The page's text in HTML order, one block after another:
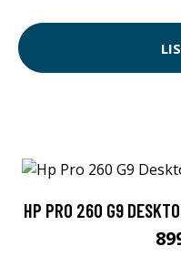
HP PRO 260 G9